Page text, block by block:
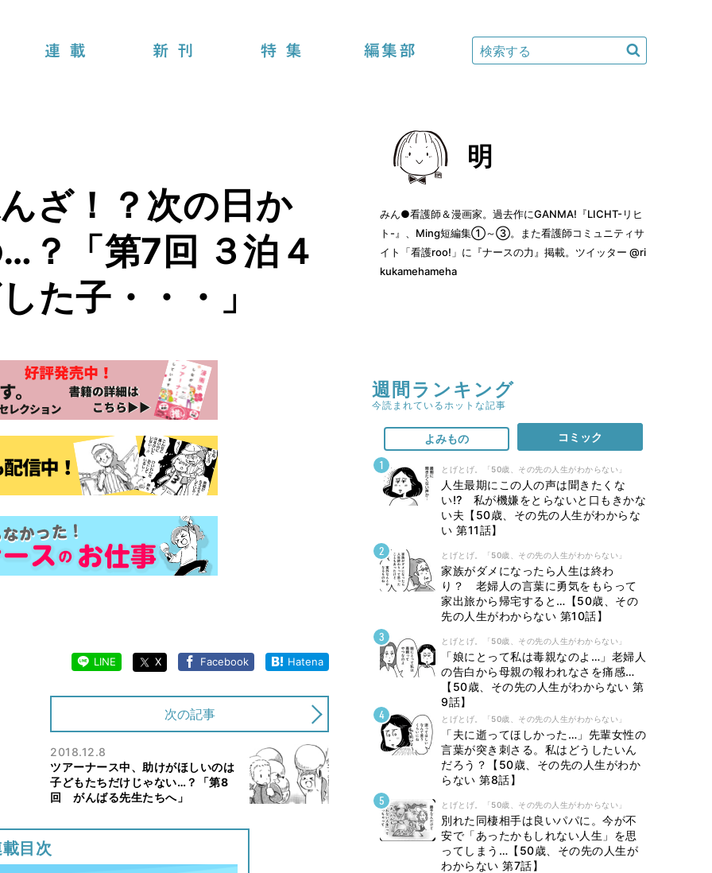
ざ！？次の日か
？「第7回 ３泊４
た子・・・」
LINE X Facebook Hatena
次の記事
2018.12.8
ツアーナース中、助けがほしいのは
子どもたちだけじゃない…？「第8
回 がんばる先生たちへ」
目次
明
みん●看護師＆漫画家。過去作にGANMA!『LICHT-リヒ
ト-』
Ming短編集①～③。また看護師コミュニティサ
イト「看護roo!」に 『ナースの力』 掲載。ツイッター @ri
kukamehameha
週間ランキング
今読まれているホットな記事
よみもの コミック
とげとげ。「50歳、その先の人生がわからない」
人生最期にこの人の声は聞きたくな
い⁉ 私が機嫌をとらないと口もきかな
い夫【50歳、その先の人生がわからな
い 第11話】
とげとげ。「50歳、その先の人生がわからない」
家族がダメになったら人生は終わ
り？ 老婦人の言葉に勇気をもらって
家出旅から帰宅すると…【50歳、その
先の人生がわからない 第10話】
とげとげ。「50歳、その先の人生がわからない」
「娘にとって私は毒親なのよ…」老婦人
の告白から母親の報われなさを痛感…
【50歳、その先の人生がわからない 第
9話】
とげとげ。「50歳、その先の人生がわからない」
「夫に逝ってほしかった…」先輩女性の
言葉が突き刺さる。私はどうしたいん
だろう？【50歳、その先の人生がわか
らない 第8話】
とげとげ。「50歳、その先の人生がわからない」
別れた同棲相手は良いパパに。今が不
安で「あったかもしれない人生」を思
ってしまう…【50歳、その先の人生が
わからない 第7話】